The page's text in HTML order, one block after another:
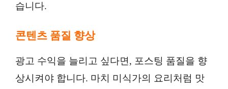
습니다.
콘텐츠 품질 향상
광고 수익을 늘리고 싶다면, 포스팅 품질을 향
상시켜야 합니다. 마치 미식가의 요리처럼 맛